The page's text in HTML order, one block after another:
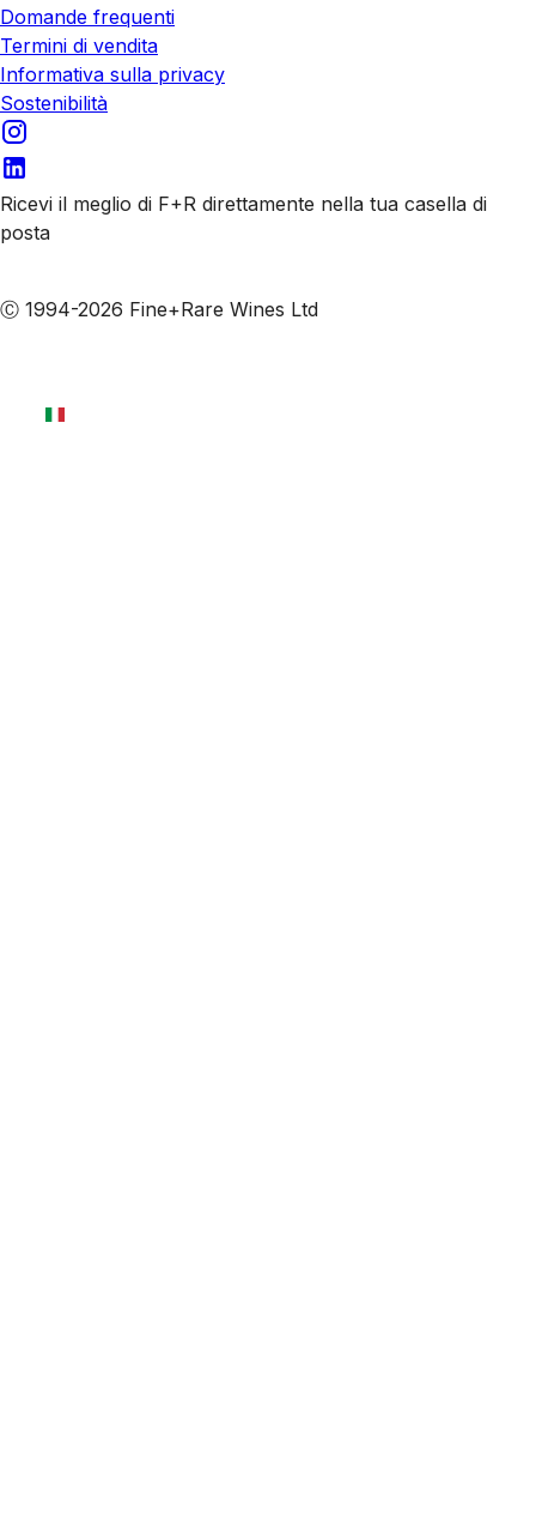
Domande frequenti
Termini di vendita
Informativa sulla privacy
Sostenibilità
Ricevi il meglio di F+R direttamente nella tua casella di
posta
Ⓒ 1994-2026 Fine+Rare Wines Ltd